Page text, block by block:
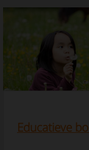
Educatieve